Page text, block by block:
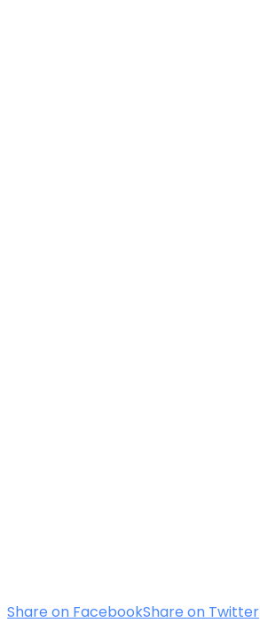
Share on FacebookShare on Twitter